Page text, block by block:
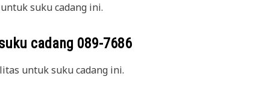
suku cadang ini.
cadang 089-7686
untuk suku cadang ini.